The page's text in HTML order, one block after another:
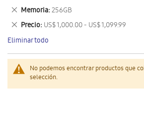
No podemos encontrar productos que
selección.
este
artículo
Memoria 256GB
Eliminar
este
artículo
Precio US$ 1,000.00 - US$ 1,099.99
Eliminar
este
artículo
Eliminar todo